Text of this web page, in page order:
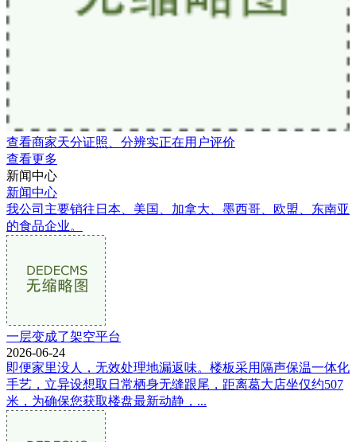
查看商家天分证照、分辨实正在用户评价
查看更多
新闻中心
新闻中心
我公司主要销往日本、美国、加拿大、墨西哥、欧盟、东南亚
的食品企业。
一层变成了架空平台
2026-06-24
即便家里没人，无效处理地漏返味。楼板采用隔声保温一体化
手艺，立异设想取日常栖身无缝跟尾，距离葛大店坐仅约507
米，为确保您获取楼盘最新动静，...